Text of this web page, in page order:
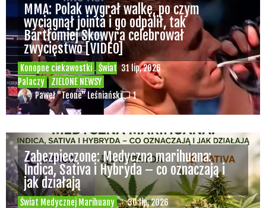
Konopne ciekawostki
Świat
Palaczy
ZIELONE NEWSY
31 lip, 2026
MMA: Polak wygrał walkę, po czym
wyciągnął jointa i go odpalił, tak
Bartłomiej Skowyra celebrował
zwycięstwo [VIDEO]
Paweł "Teone" Leśniański 1
Świat Medycznej Marihuany
30 lip, 2026
Zabezpieczone: Medyczna marihuana:
Indica, Sativa i Hybryda – co oznaczają i
jak działają